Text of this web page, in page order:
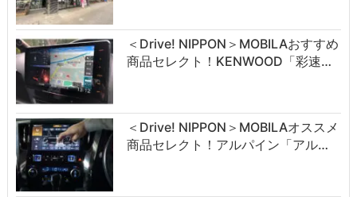
＜Drive! NIPPON＞MOBILAおすすめ
商品セレクト！KENWOOD「彩速…
＜Drive! NIPPON＞MOBILAオススメ
商品セレクト！アルパイン「アル…